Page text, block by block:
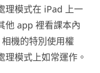
理模式在 iPad 上一
他 app 裡看課本內
機的特別使用權
模式上如常運作。